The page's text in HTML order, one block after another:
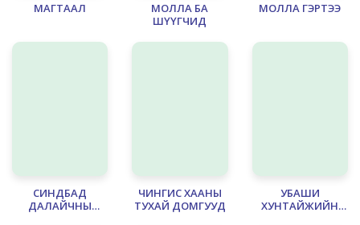
МАГТААЛ
МОЛЛА БА
ШҮҮГЧИД
МОЛЛА ГЭРТЭЭ
СИНДБАД
ДАЛАЙЧНЫ
ЧИНГИС ХААНЫ
ТУХАЙ ДОМГУУД
УБАШИ
ХУНТАЙЖИЙН